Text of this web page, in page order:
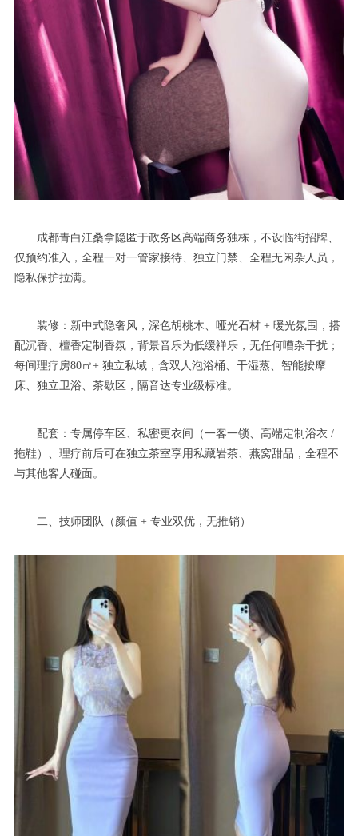
成都青白江桑拿隐匿于政务区高端商务独栋，不设临街招牌、
仅预约准入，全程一对一管家接待、独立门禁、全程无闲杂人员，
隐私保护拉满。
装修：新中式隐奢风，深色胡桃木、哑光石材 + 暖光氛围，搭
配沉香、檀香定制香氛，背景音乐为低缓禅乐，无任何嘈杂干扰；
每间理疗房80㎡+ 独立私域，含双人泡浴桶、干湿蒸、智能按摩
床、独立卫浴、茶歇区，隔音达专业级标准。
配套：专属停车区、私密更衣间（一客一锁、高端定制浴衣 /
拖鞋）、理疗前后可在独立茶室享用私藏岩茶、燕窝甜品，全程不
与其他客人碰面。
二、技师团队（颜值 + 专业双优，无推销）